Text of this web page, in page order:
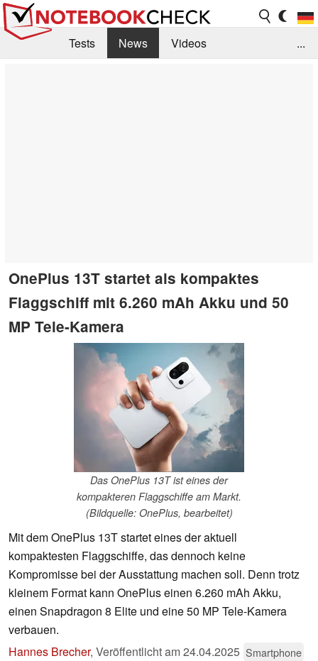
Tests News
Videos
...
OnePlus 13T startet als kompaktes
Flaggschiff mit 6.260 mAh Akku und 50
MP Tele-Kamera
Das OnePlus 13T ist eines der
kompakteren Flaggschiffe am Markt.
(Bildquelle: OnePlus, bearbeitet)
Mit dem OnePlus 13T startet eines der aktuell
kompaktesten Flaggschiffe, das dennoch keine
Kompromisse bei der Ausstattung machen soll. Denn trotz
kleinem Format kann OnePlus einen 6.260 mAh Akku,
einen Snapdragon 8 Elite und eine 50 MP Tele-Kamera
verbauen.
Hannes Brecher, Veröffentlicht am24.04.2025 Smartphone